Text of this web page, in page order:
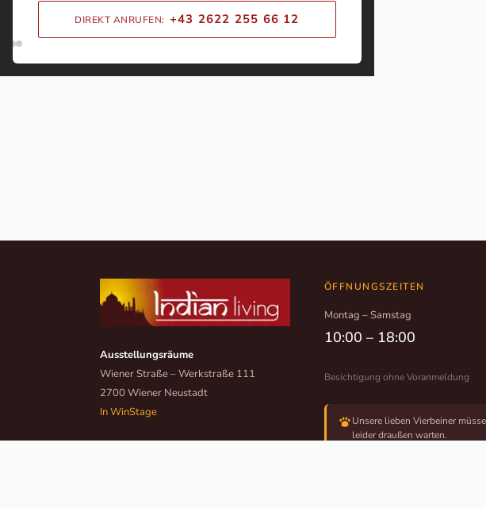
DIREKT ANRUFEN: +43 2622 255 66 12
Ausstellungsräume
Wiener Straße – Werkstraße 111
2700 Wiener Neustadt
In WinStage
ÖFFNUNGSZEITEN
Montag – Samstag
10:00 – 18:00
Besichtigung ohne Voranmeldung
Unsere lieben Vierbeiner
leider draußen warten.